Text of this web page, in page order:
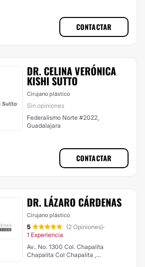
Ignacio , Guadalajara
CONTACTAR
DR. CELINA VERÓNICA
KISHI SUTTO
Cirujano plástico
Sin opiniones
Federalismo Norte #2022,
Guadalajara
CONTACTAR
DR. LÁZARO CÁRDENAS
Cirujano plástico
5 (2 Opiniones)·
1 Experiencia
Av.. No. 1300 Col. Chapalita
Chapalita Col Chapalita ,